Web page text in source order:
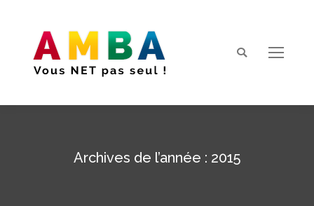
Search:
Archives de l’année : 2015